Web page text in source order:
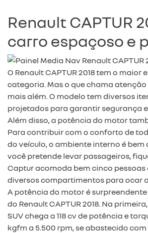
Renault CAPTUR
carro espaçoso e
O Renault CAPTUR 2018 tem o maior
categoria. Mas o que chama atenção
mais além. O modelo tem diversos
projetados para garantir segurança
Além disso, a potência do motor
Para contribuir com o conforto de
do veículo, o ambiente interno é bem
você pretende levar passageiros,
Captur acomoda bem cinco pessoas
diversos compartimentos para ocar
A potência do motor é
do Renault CAPTUR 2018. Na
SUV chega a 118 cv de potência e
kgfm a 5.500 rpm, se abastecido